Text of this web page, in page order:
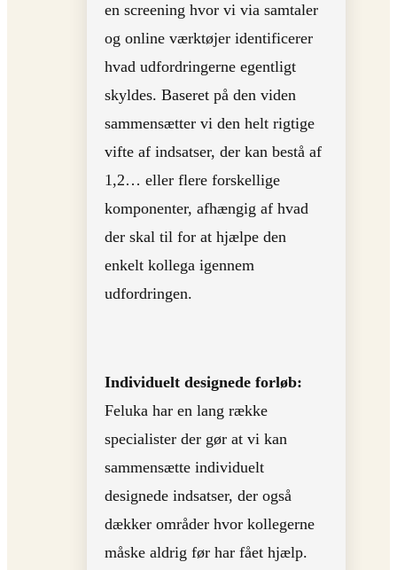
en screening hvor vi via samtaler
og online værktøjer identificerer
hvad udfordringerne egentligt
skyldes. Baseret på den viden
sammensætter vi den helt rigtige
vifte af indsatser, der kan bestå af
1,2… eller flere forskellige
komponenter, afhængig af hvad
der skal til for at hjælpe den
enkelt kollega igennem
udfordringen.
Individuelt designede forløb:
Feluka har en lang række
specialister der gør at vi kan
sammensætte individuelt
designede indsatser, der også
dækker områder hvor kollegerne
måske aldrig før har fået hjælp.